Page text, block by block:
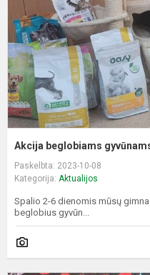
Akcija beglobiams
Paskelbta: 2023-10-08
Kategorija: Aktualijos
Spalio 2-6 dienomis mūsų
beglobius gyvūn...